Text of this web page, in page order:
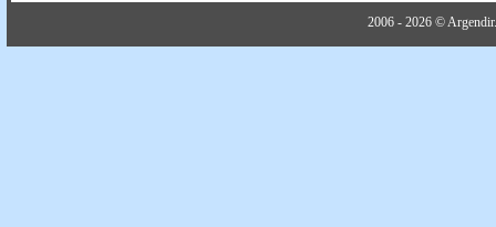
2006 - 2026 ©